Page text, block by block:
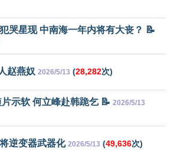
哭星现 中南海一年内将有大丧？ 📝
赵燕奴 2026/5/13 (28,282次)
示软 何立峰赴韩跪乞 📝 2026/5/13
逆变器武器化 2026/5/13 (49,636次)